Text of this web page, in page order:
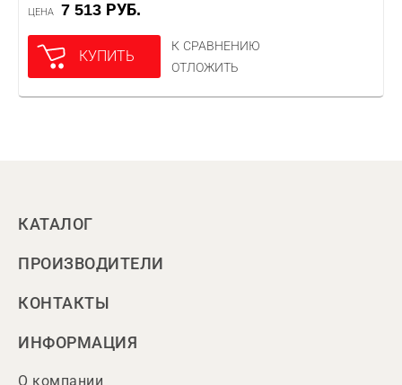
ЦЕНА 7 513 РУБ.
КУПИТЬ
К СРАВНЕНИЮ
ОТЛОЖИТЬ
КАТАЛОГ
ПРОИЗВОДИТЕЛИ
КОНТАКТЫ
ИНФОРМАЦИЯ
О компании